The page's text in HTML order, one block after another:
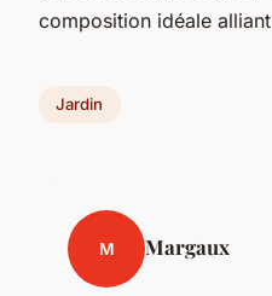
composition idéale
Jardin
M Margaux